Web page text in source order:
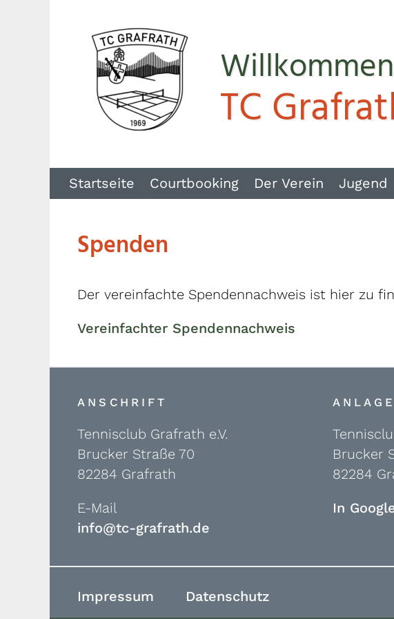
TC
Startseite Courtbooking Der Verein Jugend
Spenden
Der vereinfachte Spendennachweis ist hier zu
Vereinfachter Spendennachweis
ANSCHRIFT
Tennisclub Grafrath e.V.
Brucker Straße 70
82284 Grafrath
E-Mail
info@tc-grafrath.de
ANLAGE
Brucker
82284
In
Impressum Datenschutz